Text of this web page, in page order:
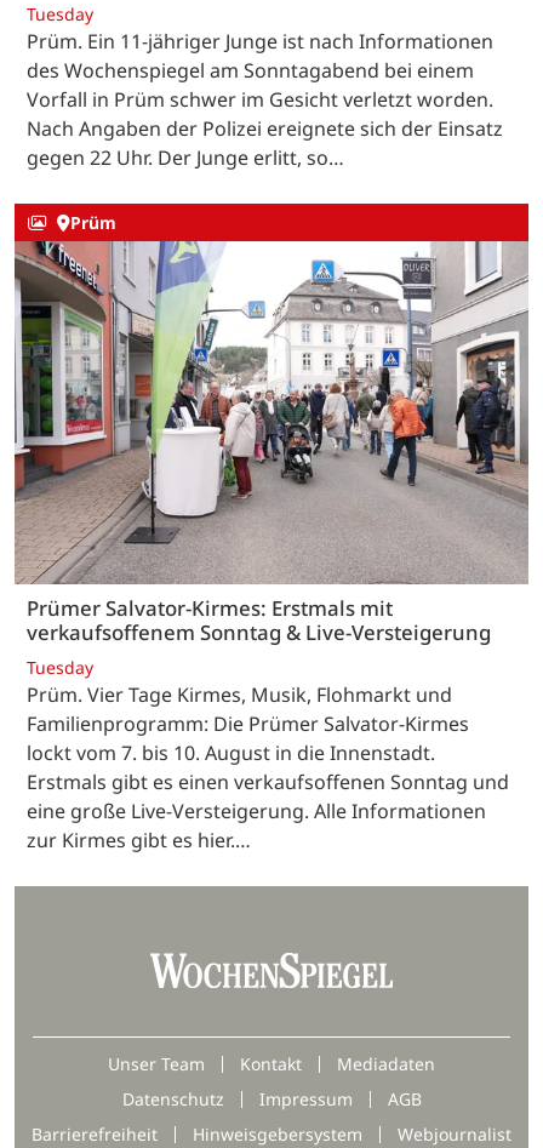
Tuesday
Prüm. Ein 11-jähriger Junge ist nach Informationen
des Wochenspiegel am Sonntagabend bei einem
Vorfall in Prüm schwer im Gesicht verletzt worden.
Nach Angaben der Polizei ereignete sich der Einsatz
gegen 22 Uhr. Der Junge erlitt, so…
Prüm
Prümer Salvator-Kirmes: Erstmals mit
verkaufsoffenem Sonntag & Live-Versteigerung
Tuesday
Prüm. Vier Tage Kirmes, Musik, Flohmarkt und
Familienprogramm: Die Prümer Salvator-Kirmes
lockt vom 7. bis 10. August in die Innenstadt.
Erstmals gibt es einen verkaufsoffenen Sonntag und
eine große Live-Versteigerung. Alle Informationen
zur Kirmes gibt es hier.…
Unser Team Kontakt
Mediadaten
Datenschutz
Impressum
AGB
Barrierefreiheit
Hinweisgebersystem Webjournalist